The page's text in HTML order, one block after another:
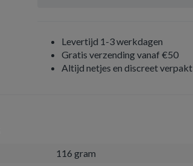
Levertijd 1-3 werkdagen
Gratis verzending vanaf €50
Altijd netjes en discreet verpakt
116 gram